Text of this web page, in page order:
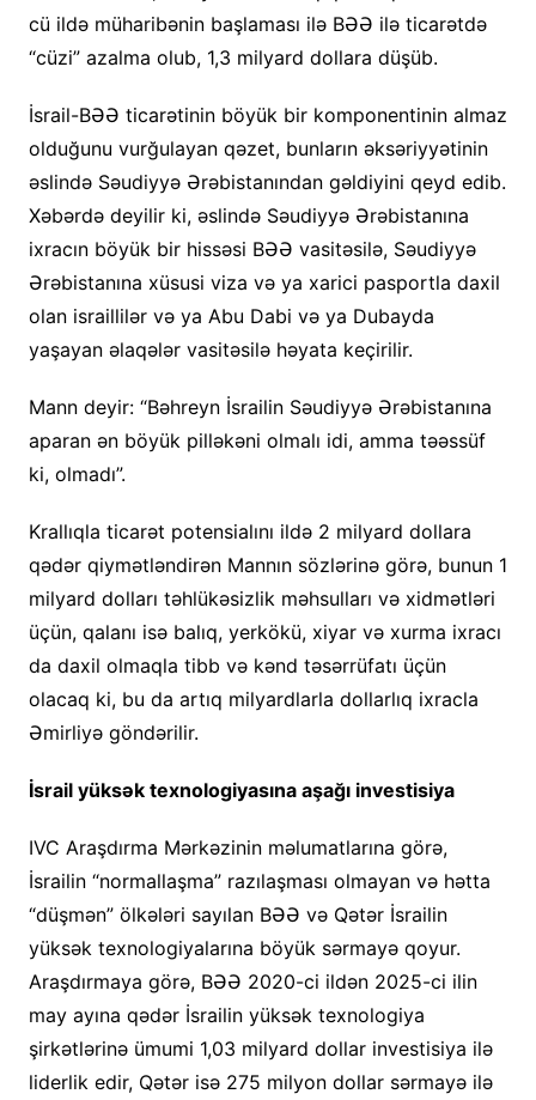
cü ildə müharibənin başlaması ilə BƏƏ ilə ticarətdə
“cüzi” azalma olub, 1,3 milyard dollara düşüb.
İsrail-BƏƏ ticarətinin böyük bir komponentinin almaz
olduğunu vurğulayan qəzet, bunların əksəriyyətinin
əslində Səudiyyə Ərəbistanından gəldiyini qeyd edib.
Xəbərdə deyilir ki, əslində Səudiyyə Ərəbistanına
ixracın böyük bir hissəsi BƏƏ vasitəsilə, Səudiyyə
Ərəbistanına xüsusi viza və ya xarici pasportla daxil
olan israillilər və ya Abu Dabi və ya Dubayda
yaşayan əlaqələr vasitəsilə həyata keçirilir.
Mann deyir: “Bəhreyn İsrailin Səudiyyə Ərəbistanına
aparan ən böyük pilləkəni olmalı idi, amma təəssüf
ki, olmadı”.
Krallıqla ticarət potensialını ildə 2 milyard dollara
qədər qiymətləndirən Mannın sözlərinə görə, bunun 1
milyard dolları təhlükəsizlik məhsulları və xidmətləri
üçün, qalanı isə balıq, yerkökü, xiyar və xurma ixracı
da daxil olmaqla tibb və kənd təsərrüfatı üçün
olacaq ki, bu da artıq milyardlarla dollarlıq ixracla
Əmirliyə göndərilir.
İsrail yüksək texnologiyasına aşağı investisiya
IVC Araşdırma Mərkəzinin məlumatlarına görə,
İsrailin “normallaşma” razılaşması olmayan və hətta
“düşmən” ölkələri sayılan BƏƏ və Qətər İsrailin
yüksək texnologiyalarına böyük sərmayə qoyur.
Araşdırmaya görə, BƏƏ 2020-ci ildən 2025-ci ilin
may ayına qədər İsrailin yüksək texnologiya
şirkətlərinə ümumi 1,03 milyard dollar investisiya ilə
liderlik edir, Qətər isə 275 milyon dollar sərmayə ilə